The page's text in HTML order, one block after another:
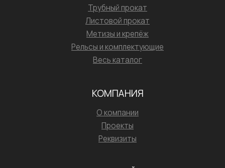
Трубный прокат
Листовой прокат
Метизы и крепёж
Рельсы и комплектующие
Весь каталог
КОМПАНИЯ
О компании
Проекты
Реквизиты